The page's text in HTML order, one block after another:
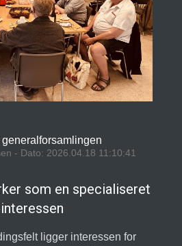
- Dato: 2026.04.18 11:10:41
som en specialiseret
ligger interessen for